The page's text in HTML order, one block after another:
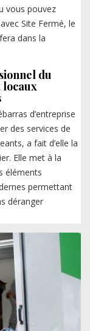
vous pouvez
Site Fermé, le
dans la
du
locaux
d’entreprise
des services de
a fait d’elle la
Elle met à la
éléments
permettant
déranger